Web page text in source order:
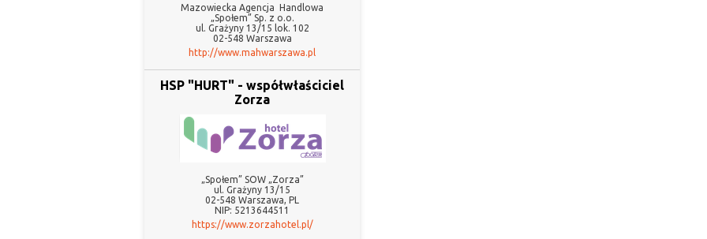
Mazowiecka Agencja Handlowa
„Społem” Sp. z o.o.
ul. Grażyny 13/15 lok. 102
02-548 Warszawa
http://www.mahwarszawa.pl
HSP "HURT" - współwłaściciel
Zorza
„Społem” SOW „Zorza”
ul. Grażyny 13/15
02-548 Warszawa, PL
NIP: 5213644511
https://www.zorzahotel.pl/